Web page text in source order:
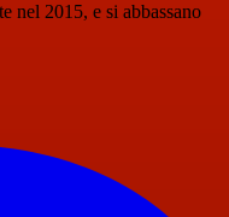
2015, e si abbassano